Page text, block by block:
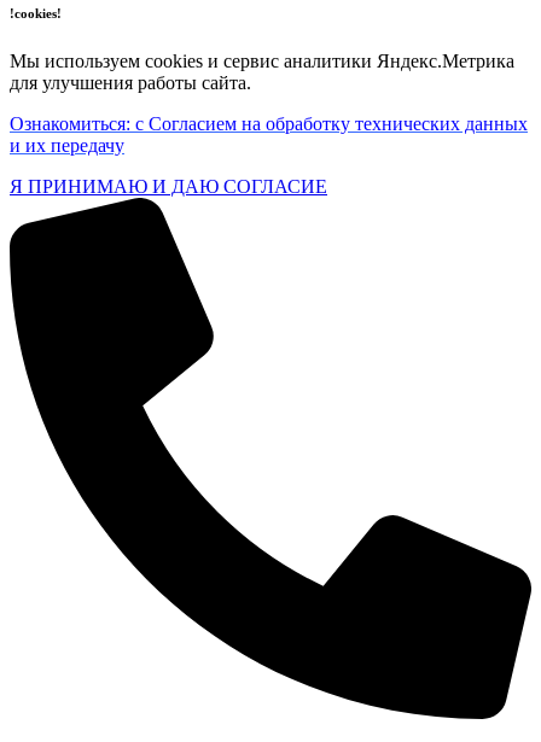
!cookies!
Мы используем cookies и сервис аналитики Яндекс.Метрика
для улучшения работы сайта.
Ознакомиться: с Согласием на обработку технических данных
и их передачу
Я ПРИНИМАЮ И ДАЮ СОГЛАСИЕ